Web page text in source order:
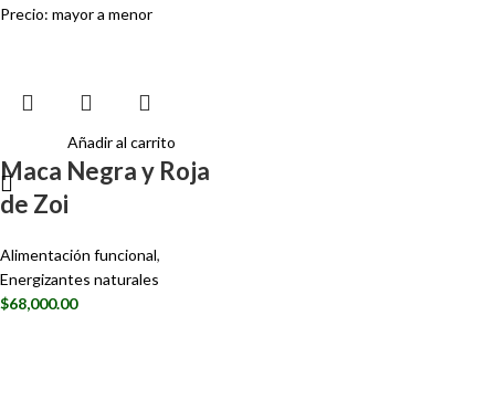
Precio: mayor a menor
Añadir al carrito
Maca Negra y Roja
de Zoi
Alimentación funcional,
Energizantes naturales
$68,000.00